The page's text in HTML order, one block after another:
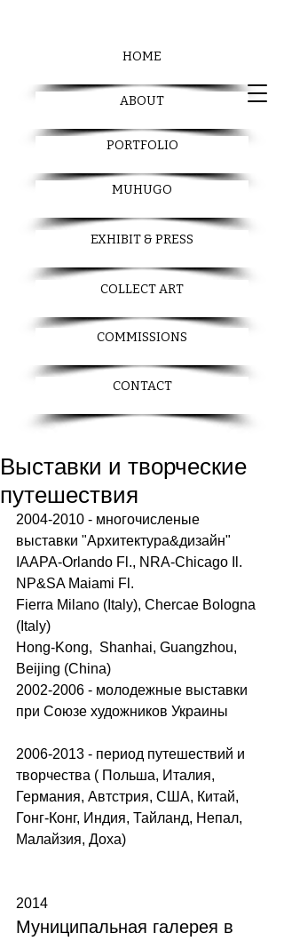
HOME
ABOUT
PORTFOLIO
MUHUGO
EXHIBIT & PRESS
COLLECT ART
COMMISSIONS
CONTACT
Выставки и творческие
путешествия
2004-2010 - многочисленые
выставки "Архитектура&дизайн"
IAAPA-Orlando Fl., NRA-Chicago Il.
NP&SA Maiami Fl.
Fierra Milano (Italy), Chercae Bologna
(Italy)
Hong-Kong,  Shanhai, Guangzhou,
Beijing (China)
2002-2006 - молодежные выставки
при Союзе художников Украины
2006-2013 - период путешествий и
творчества ( Польша, Италия,
Германия, Автстрия, США, Китай,
Гонг-Конг, Индия, Тайланд, Непал,
Малайзия, Доха)
2014
Муниципальная галерея в